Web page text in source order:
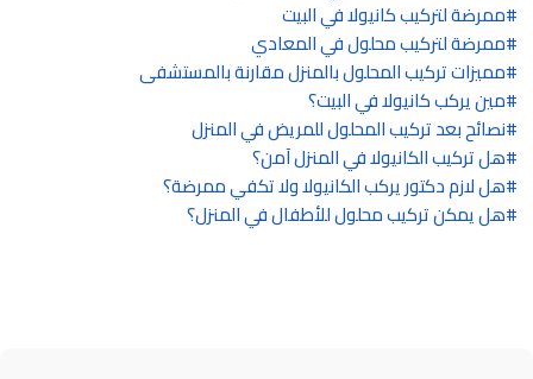
ممرضة لتركيب كانيولا في البيت
ممرضة لتركيب محلول في المعادي
مميزات تركيب المحلول بالمنزل مقارنة بالمستشفى
مين يركب كانيولا في البيت؟
نصائح بعد تركيب المحلول للمريض في المنزل
هل تركيب الكانيولا في المنزل آمن؟
هل لازم دكتور يركب الكانيولا ولا تكفي ممرضة؟
هل يمكن تركيب محلول للأطفال في المنزل؟